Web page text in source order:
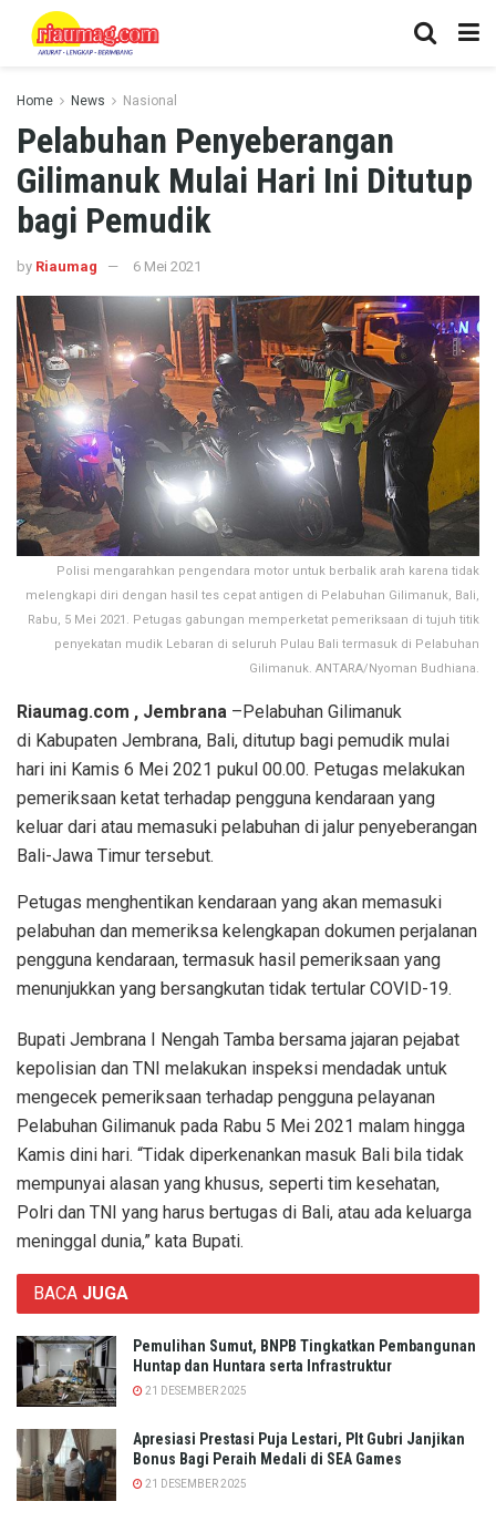
Home News Nasional
Pelabuhan Penyeberangan
Gilimanuk Mulai Hari Ini Ditutup
bagi Pemudik
by Riaumag 6 Mei 2021
Polisi mengarahkan pengendara motor untuk berbalik arah karena tidak
melengkapi diri dengan hasil tes cepat antigen di Pelabuhan Gilimanuk, Bali,
Rabu, 5 Mei 2021. Petugas gabungan memperketat pemeriksaan di tujuh titik
penyekatan mudik Lebaran di seluruh Pulau Bali termasuk di Pelabuhan
Gilimanuk. ANTARA/Nyoman Budhiana.
Riaumag.com , Jembrana –Pelabuhan Gilimanuk
di Kabupaten Jembrana, Bali, ditutup bagi pemudik mulai
hari ini Kamis 6 Mei 2021 pukul 00.00. Petugas melakukan
pemeriksaan ketat terhadap pengguna kendaraan yang
keluar dari atau memasuki pelabuhan di jalur penyeberangan
Bali-Jawa Timur tersebut.
Petugas menghentikan kendaraan yang akan memasuki
pelabuhan dan memeriksa kelengkapan dokumen perjalanan
pengguna kendaraan, termasuk hasil pemeriksaan yang
menunjukkan yang bersangkutan tidak tertular COVID-19.
Bupati Jembrana I Nengah Tamba bersama jajaran pejabat
kepolisian dan TNI melakukan inspeksi mendadak untuk
mengecek pemeriksaan terhadap pengguna pelayanan
Pelabuhan Gilimanuk pada Rabu 5 Mei 2021 malam hingga
Kamis dini hari. “Tidak diperkenankan masuk Bali bila tidak
mempunyai alasan yang khusus, seperti tim kesehatan,
Polri dan TNI yang harus bertugas di Bali, atau ada keluarga
meninggal dunia,” kata Bupati.
BACA JUGA
Pemulihan Sumut, BNPB Tingkatkan Pembangunan
Huntap dan Huntara serta Infrastruktur
21 DESEMBER 2025
Apresiasi Prestasi Puja Lestari, Plt Gubri Janjikan
Bonus Bagi Peraih Medali di SEA Games
21 DESEMBER 2025